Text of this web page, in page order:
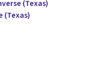
(Texas)
(Texas)